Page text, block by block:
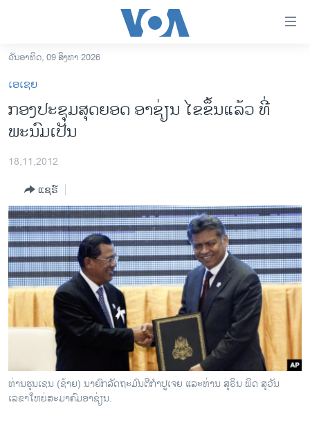
ເຂົ້າ
ຫາ
ຂ້າມ
ຂ້າມ
ຫາ
ອາເມຣິກາ
ຂ່າວ​ຈີນ
ໂລກ
ເອເຊຍ
ອິດສະຫຼະພາບດ້ານການຂ່າວ
ຊີວິດຊາວລາວ
ຊຸມຊົນຊາວລາວ
ວິທະຍາສາດ-ເທັກໂນໂລຈີ
ພາສາອັງກິດ
ວີດີໂອ
ວັນອາທິດ, 09 ສິງຫາ 2026
ເອເຊຍ
ກອງປະຊຸມສຸດຍອດ ອາຊ່ຽນ ໄຂຂຶ້ນແລ້ວ ທີ່
ພະນົມເປັນ
18,11,2012
ແຊຣ໌
ທ່ານຮຸນເຊນ (ຊ້າຍ) ນາຍົກລັດຖະມົນຕີກໍາປູເຈຍ ແລະທ່ານ ສຸຣິນ ພິດ ສຸວັນ
ເລຂາໃຫຍ່ສະມາຄົມອາຊ່ຽນ.